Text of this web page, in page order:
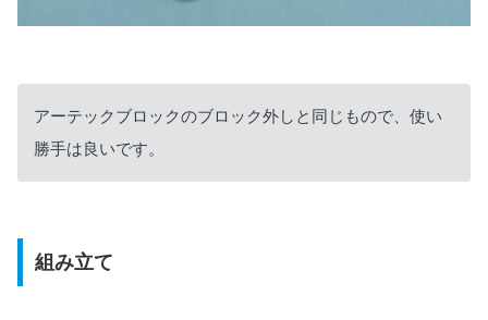
アーテックブロックのブロック外しと同じもので、使い
勝手は良いです。
組み立て